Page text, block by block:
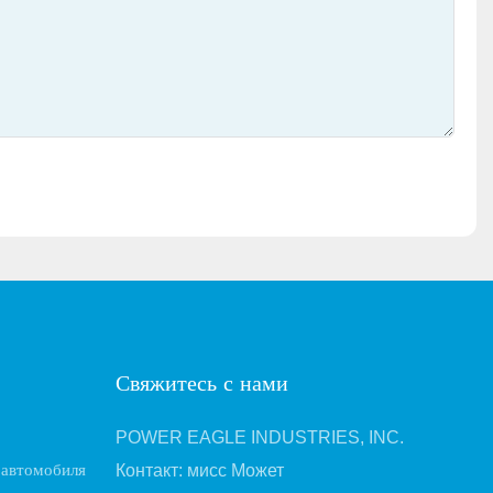
Свяжитесь с нами
POWER EAGLE INDUSTRIES, INC.
Контакт: мисс Может